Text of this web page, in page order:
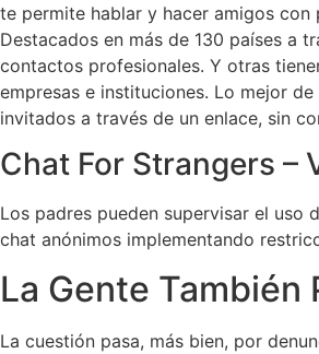
te permite hablar y hacer amigos con
Destacados en más de 130 países a
contactos profesionales. Y otras
empresas e instituciones. Lo mejor
invitados a través de un enlace, sin
Chat For Strangers –
Los padres pueden supervisar el uso
chat anónimos implementando
La Gente También
La cuestión pasa, más bien, por